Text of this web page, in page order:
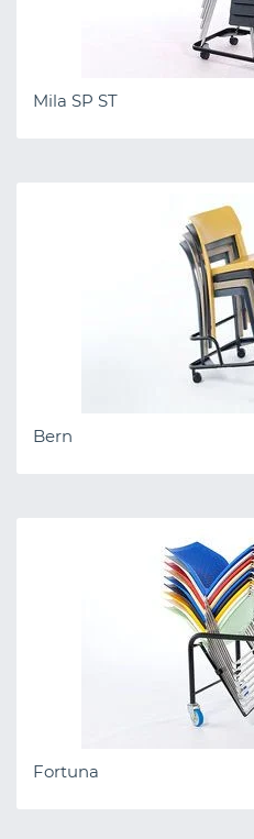
Mila SP ST
Bern
Fortuna